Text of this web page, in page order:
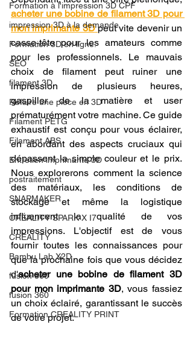
Formation à l'impression 3D CPF
impression 3D à la demande
Formation 3D en ligne.
SEO
filament 3D
Refaire une piece en 3D
Filament PETG
Filament ABS
Entretien imprimante 3D
postraitement
SNAPMAKER
CRÉALITY SPARK X I7
CREALITY
Bambu Lab X2D
fusion 360
fusion 360
Formation CREALITY PRINT
acheter une bobine de filament 3D pour
mon imprimante 3D peut vite devenir un
casse-tête pour les amateurs comme
pour les professionnels. Le mauvais
choix de filament peut ruiner une
impression de plusieurs heures,
gaspiller de la matière et user
prématurément votre machine. Ce guide
exhaustif est conçu pour vous éclairer,
en abordant des aspects cruciaux qui
dépassent la simple couleur et le prix.
Nous explorerons comment la science
des matériaux, les conditions de
stockage et même la logistique
influencent la qualité de vos
impressions. L'objectif est de vous
fournir toutes les connaissances pour
que la prochaine fois que vous décidez
d'acheter une bobine de filament 3D
pour mon imprimante 3D, vous fassiez
un choix éclairé, garantissant le succès
de votre projet.